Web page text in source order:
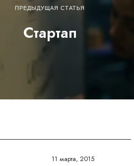
ПРЕДЫДУЩАЯ СТАТЬЯ
Стартап
11 марта, 2015